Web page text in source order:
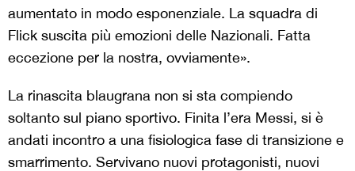
aumentato in modo esponenziale. La squadra di
Flick suscita più emozioni delle Nazionali. Fatta
eccezione per la nostra, ovviamente».
La rinascita blaugrana non si sta compiendo
soltanto sul piano sportivo. Finita l’era Messi, si è
andati incontro a una fisiologica fase di transizione e
smarrimento. Servivano nuovi protagonisti, nuovi